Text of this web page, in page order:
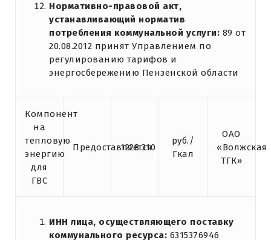
Нормативно-правовой акт,
устанавливающий норматив
потребления коммунальной услуги: 89 от
20.08.2012 принят Управлением по
регулированию тарифов и
энергосбережению Пензенской области
Компонент
на
тепловую
энергию
для
ГВС
Предоставляется
1228.310
руб./
Гкал
ОАО
«Волжская
ТГК»
ИНН лица, осуществляющего поставку
коммунального ресурса: 6315376946